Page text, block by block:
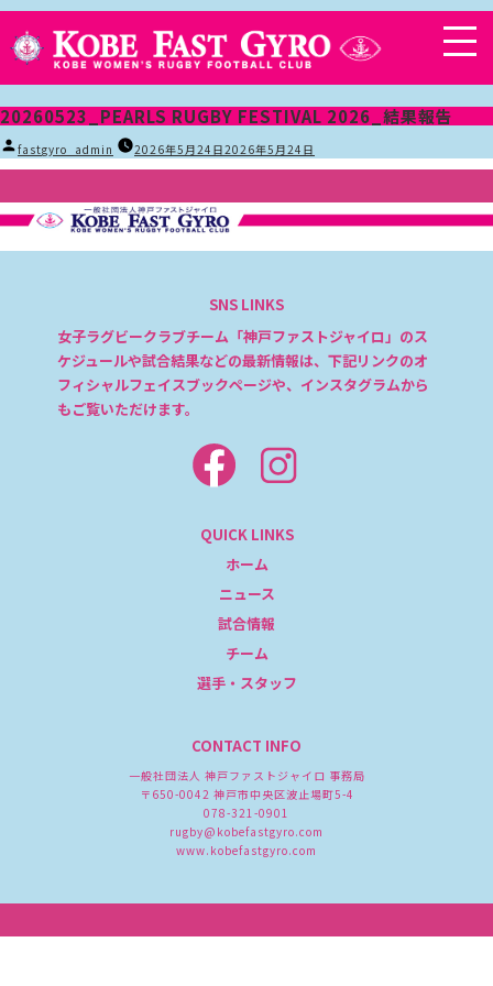
20260523_PEARLS RUGBY FESTIVAL 2026_結果報告
投
稿
fastgyro_admin 2026年5月24日2026年5月24日
SNS LINKS
女子ラグビークラブチーム「神戸ファストジャイロ」のス
ケジュールや試合結果などの最新情報は、下記リンクのオ
フィシャルフェイスブックページや、インスタグラムから
もご覧いただけます。
QUICK LINKS
ホーム
ニュース
試合情報
チーム
選手・スタッフ
CONTACT INFO
一般社団法人 神戸ファストジャイロ 事務局
〒650-0042 神戸市中央区波止場町5-4
078-321-0901
rugby@kobefastgyro.com
www.kobefastgyro.com